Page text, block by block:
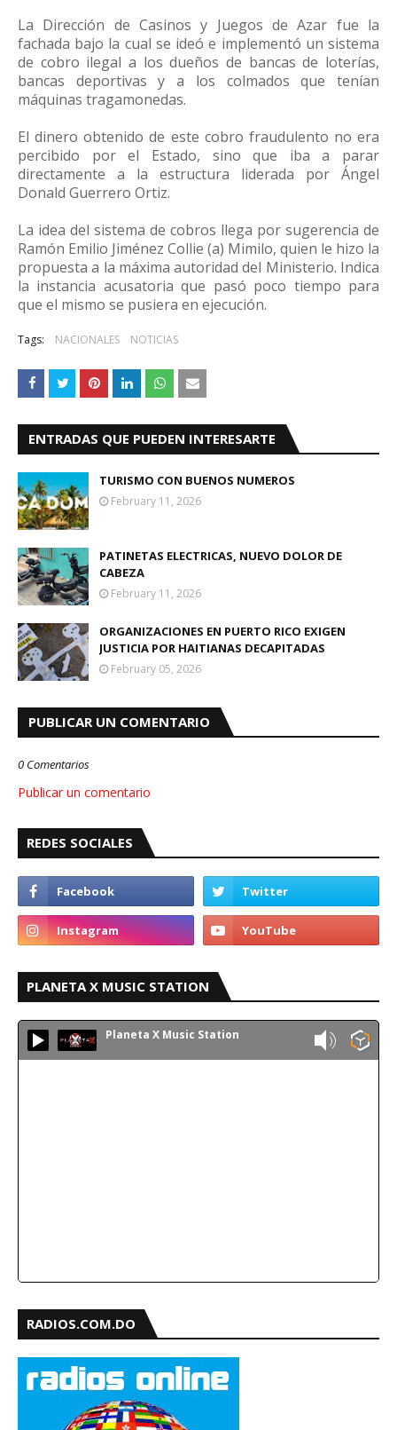
La Dirección de Casinos y Juegos de Azar fue la
fachada bajo la cual se ideó e implementó un sistema
de cobro ilegal a los dueños de bancas de loterías,
bancas deportivas y a los colmados que tenían
máquinas tragamonedas.
El dinero obtenido de este cobro fraudulento no era
percibido por el Estado, sino que iba a parar
directamente a la estructura liderada por Ángel
Donald Guerrero Ortiz.
La idea del sistema de cobros llega por sugerencia de
Ramón Emilio Jiménez Collie (a) Mimilo, quien le hizo la
propuesta a la máxima autoridad del Ministerio. Indica
la instancia acusatoria que pasó poco tiempo para
que el mismo se pusiera en ejecución.
Tags: NACIONALES NOTICIAS
ENTRADAS QUE PUEDEN INTERESARTE
TURISMO CON BUENOS NUMEROS
February 11, 2026
PATINETAS ELECTRICAS, NUEVO DOLOR DE
CABEZA
February 11, 2026
ORGANIZACIONES EN PUERTO RICO EXIGEN
JUSTICIA POR HAITIANAS DECAPITADAS
February 05, 2026
PUBLICAR UN COMENTARIO
0 Comentarios
Publicar un comentario
REDES SOCIALES
PLANETA X MUSIC STATION
Planeta X Music Station
RADIOS.COM.DO